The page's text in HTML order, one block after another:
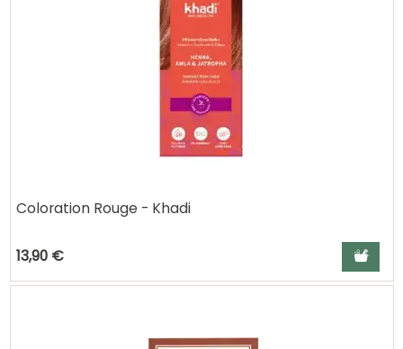
Coloration Rouge - Khadi
13,90 € Ajouter